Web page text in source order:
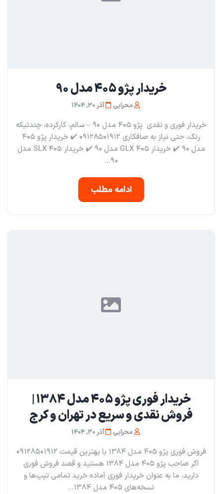
خریدار پژو ۴۰۵ مدل ۹۰
محرابی آذر 30, 1404
خریدار فوری و نقدی پژو ۴۰۵ مدل ۹۰ – سالم، کارکرده، چندتیکه
رنگ، حتی نیاز به صافکاری ۰۹۱۲۸۵۰۱۹۱۲ ✔️ خریدار پژو ۴۰۵
مدل ۹۰ ✔️ خریدار ۴۰۵ GLX مدل ۹۰ ✔️ خریدار ۴۰۵ SLX مدل
۹۰...
ادامه مطلب
خریدار فوری پژو ۴۰۵ مدل ۱۳۸۴ |
فروش نقدی و سریع در تهران و کرج
محرابی آذر 30, 1404
فروش فوری پژو ۴۰۵ مدل ۱۳۸۴ با بهترین قیمت ۰۹۱۲۸۵۰۱۹۱۲
اگر صاحب پژو ۴۰۵ مدل ۱۳۸۴ هستید و قصد فروش فوری
دارید، ما به عنوان خریدار فوری آماده خرید تمامی تیپ‌ها و
نسخه‌های ۴۰۵ مدل ۱۳۸۴...